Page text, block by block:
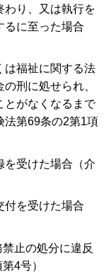
わり、又は執行を
るに至った場合
は福祉に関する法
刑に処せられ、
とがなくなるまで
法第69条の2第1項
を受けた場合（介
付を受けた場合
止の処分に違反
4号）